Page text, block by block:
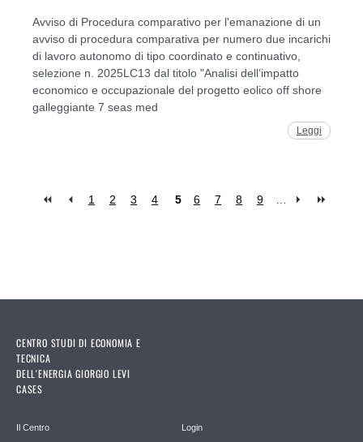
Avviso di Procedura comparativo per l'emanazione di un
avviso di procedura comparativa per numero due incarichi
di lavoro autonomo di tipo coordinato e continuativo,
selezione n. 2025LC13 dal titolo "Analisi dell’impatto
economico e occupazionale del progetto eolico off shore
galleggiante 7 seas med
Leggi
1 2 3 4 5 6 7 8 9
CENTRO STUDI DI ECONOMIA E
TECNICA
DELL'ENERGIA GIORGIO LEVI
CASES
Il Centro Login